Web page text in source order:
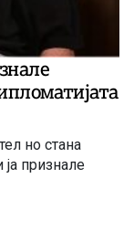
но стана
признале